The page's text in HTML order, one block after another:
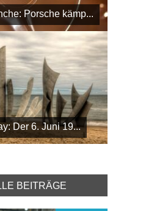
Porsche kämp...
Der 6. Juni 19...
BEITRÄGE